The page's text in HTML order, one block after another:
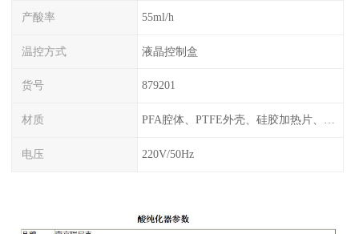
产酸率 55ml/h
温控方式 液晶控制盒
货号 879201
材质 PFA腔体、PTFE外壳、硅胶加热片、塑料框架
电压 220V/50Hz